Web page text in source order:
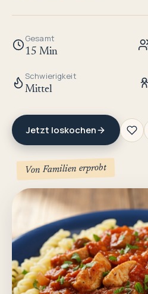
Gesamt
15 Min
Schwierigkeit
Mittel
Jetzt loskochen
Von Familien erprobt